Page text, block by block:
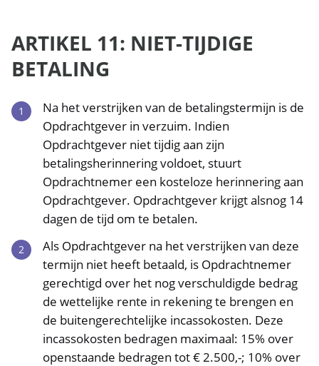
ARTIKEL 11: NIET-TIJDIGE
BETALING
Na het verstrijken van de betalingstermijn is de
Opdrachtgever in verzuim. Indien
Opdrachtgever niet tijdig aan zijn
betalingsherinnering voldoet, stuurt
Opdrachtnemer een kosteloze herinnering aan
Opdrachtgever. Opdrachtgever krijgt alsnog 14
dagen de tijd om te betalen.
Als Opdrachtgever na het verstrijken van deze
termijn niet heeft betaald, is Opdrachtnemer
gerechtigd over het nog verschuldigde bedrag
de wettelijke rente in rekening te brengen en
de buitengerechtelijke incassokosten. Deze
incassokosten bedragen maximaal: 15% over
openstaande bedragen tot € 2.500,-; 10% over